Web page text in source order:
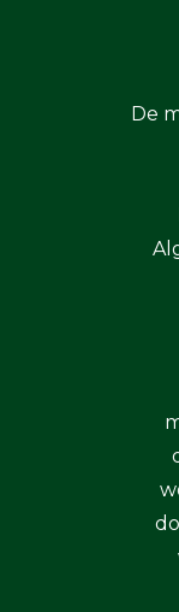
De